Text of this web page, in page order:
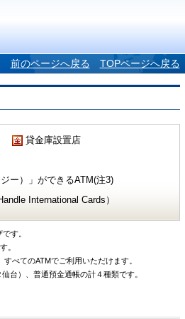
前のページへ戻る TOPページへ戻る
貸金庫設置店
ー）」ができるATM(注3)
International Cards）
す。
。
べてのATMでご利用いただけます。
台）、普通預金通帳の計４種類です。